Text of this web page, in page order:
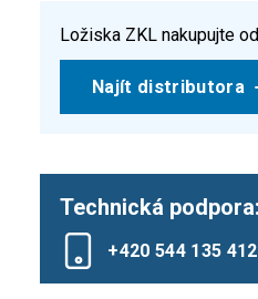
Ložiska ZKL nakupujte
Najít distributora
Technická podpora:
+420 544 135 412